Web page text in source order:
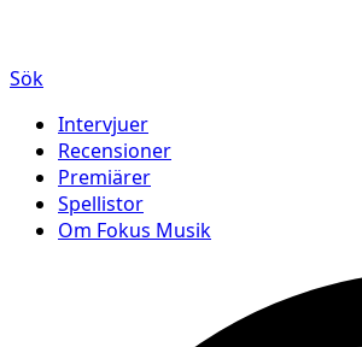
Sök
Intervjuer
Recensioner
Premiärer
Spellistor
Om Fokus Musik